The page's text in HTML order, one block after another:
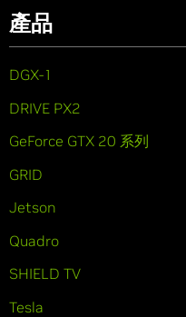
產品
DGX-1
DRIVE PX2
GeForce GTX 20 系列
GRID
Jetson
Quadro
SHIELD TV
Tesla